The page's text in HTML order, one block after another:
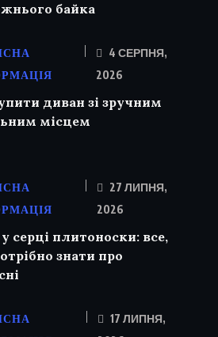
байка
4 СЕРПНЯ,
2026
диван зі зручним
місцем
27 ЛИПНЯ,
2026
серці плитоноски: все,
знати про
17 ЛИПНЯ,